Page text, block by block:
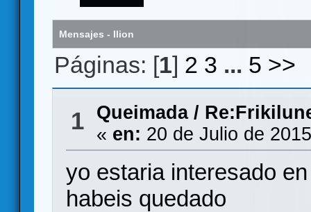
Mensajes - Ilion
Páginas: [1] 2 3 ... 5 >>
1 Queimada/
« en: 20 de Julio de
yo estaria interesado
habeis quedado